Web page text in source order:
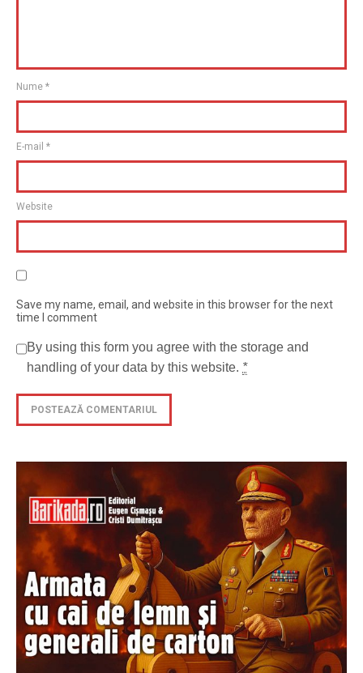
Nume *
E-mail *
Website
Save my name, email, and website in this browser for the next
time I comment
By using this form you agree with the storage and
handling of your data by this website. *